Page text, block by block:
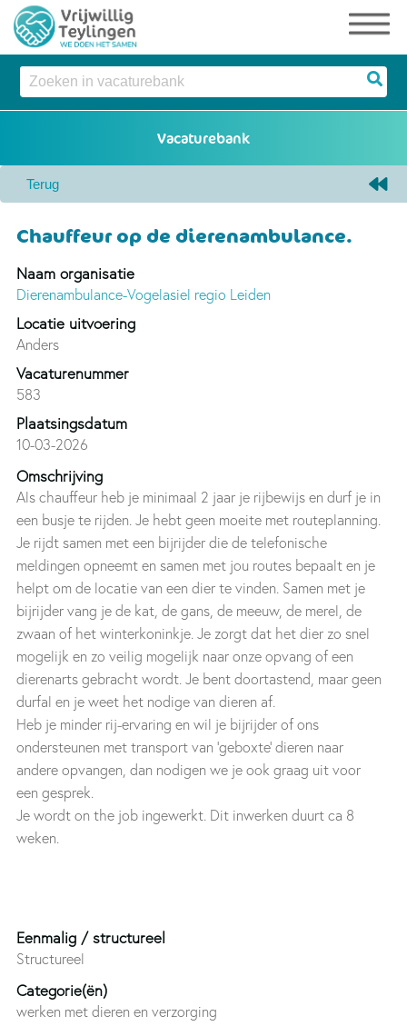
Chauffeur op de dierenambulance.
Naam organisatie
Dierenambulance-Vogelasiel regio Leiden
Locatie uitvoering
Anders
Vacaturenummer
583
Plaatsingsdatum
10-03-2026
Omschrijving
Als chauffeur heb je minimaal 2 jaar je rijbewijs en durf je in
een busje te rijden. Je hebt geen moeite met routeplanning.
Je rijdt samen met een bijrijder die de telefonische
meldingen opneemt en samen met jou routes bepaalt en je
helpt om de locatie van een dier te vinden. Samen met je
bijrijder vang je de kat, de gans, de meeuw, de merel, de
zwaan of het winterkoninkje. Je zorgt dat het dier zo snel
mogelijk en zo veilig mogelijk naar onze opvang of een
dierenarts gebracht wordt. Je bent doortastend, maar geen
durfal en je weet het nodige van dieren af.
Heb je minder rij-ervaring en wil je bijrijder of ons
ondersteunen met transport van 'geboxte' dieren naar
andere opvangen, dan nodigen we je ook graag uit voor
een gesprek.
Je wordt on the job ingewerkt. Dit inwerken duurt ca 8
weken.
Eenmalig / structureel
Structureel
Categorie(ën)
werken met dieren en verzorging